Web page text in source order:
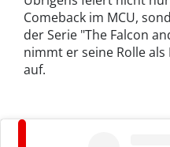
Comeback im MCU,
der Serie "The Falcon
nimmt er seine Rolle
auf.